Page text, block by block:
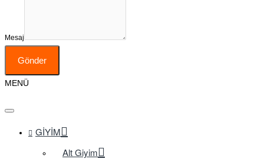
Mesaj
Gönder
MENÜ
GIYIM
Alt Giyim